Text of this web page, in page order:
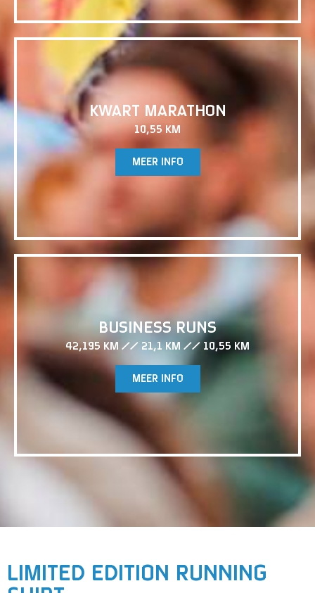
UITVERKOCHT
KWART MARATHON
10,55 KM
MEER INFO
UITVERKOCHT
BUSINESS RUNS
42,195 KM // 21,1 KM // 10,55 KM
MEER INFO
LIMITED EDITION RUNNING